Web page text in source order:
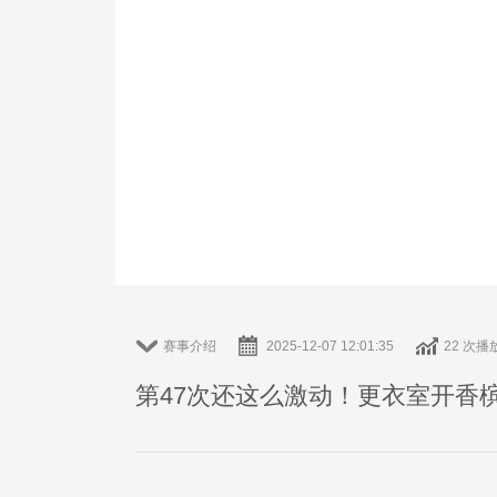
赛事介绍 2025-12-07 12:01:35 22 次播
第47次还这么激动！更衣室开香